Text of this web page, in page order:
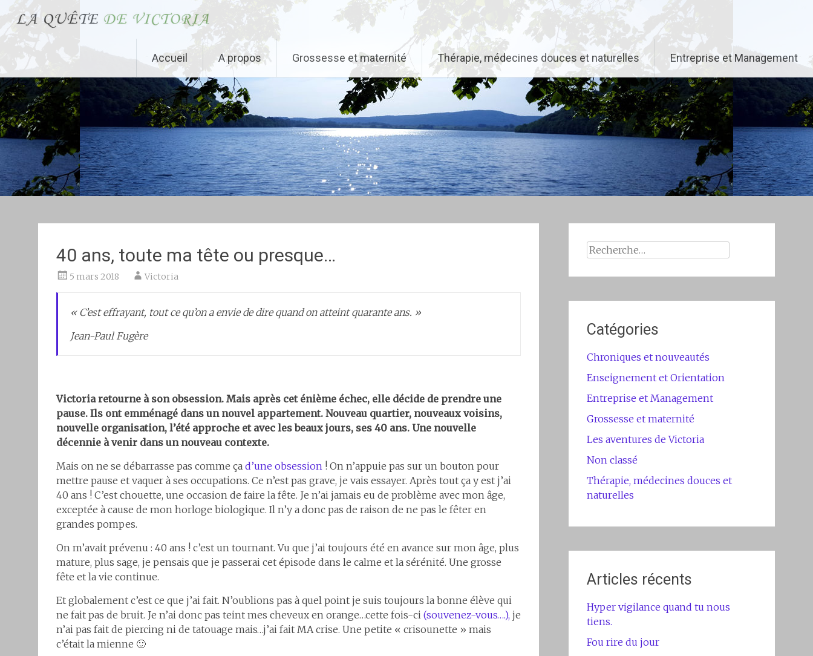
La Quête de Victoria
Aller au contenu principal
Accueil A propos Grossesse et maternité Thérapie, médecines douces et naturelles Entreprise et Management
40 ans, toute ma tête ou presque…
5 mars 2018 Victoria
« C’est effrayant, tout ce qu’on a envie de dire quand on atteint quarante ans. »
Jean-Paul Fugère
Victoria retourne à son obsession. Mais après cet énième échec, elle décide de prendre une
pause. Ils ont emménagé dans un nouvel appartement. Nouveau quartier, nouveaux voisins,
nouvelle organisation, l’été approche et avec les beaux jours, ses 40 ans. Une nouvelle
décennie à venir dans un nouveau contexte.
Mais on ne se débarrasse pas comme ça d’une obsession ! On n’appuie pas sur un bouton pour
mettre pause et vaquer à ses occupations. Ce n’est pas grave, je vais essayer. Après tout ça y est j’ai
40 ans ! C’est chouette, une occasion de faire la fête. Je n’ai jamais eu de problème avec mon âge,
exceptée à cause de mon horloge biologique. Il n’y a donc pas de raison de ne pas le fêter en
grandes pompes.
On m’avait prévenu : 40 ans ! c’est un tournant. Vu que j’ai toujours été en avance sur mon âge, plus
mature, plus sage, je pensais que je passerai cet épisode dans le calme et la sérénité. Une grosse
fête et la vie continue.
Et globalement c’est ce que j’ai fait. N’oublions pas à quel point je suis toujours la bonne élève qui
ne fait pas de bruit. Je n’ai donc pas teint mes cheveux en orange…cette fois-ci (souvenez-vous….), je
n’ai pas fait de piercing ni de tatouage mais…j’ai fait MA crise. Une petite « crisounette » mais
c’était la mienne 🙂
Rechercher :
Catégories
Chroniques et nouveautés
Enseignement et Orientation
Entreprise et Management
Grossesse et maternité
Les aventures de Victoria
Non classé
Thérapie, médecines douces et
naturelles
Articles récents
Hyper vigilance quand tu nous
tiens.
Fou rire du jour